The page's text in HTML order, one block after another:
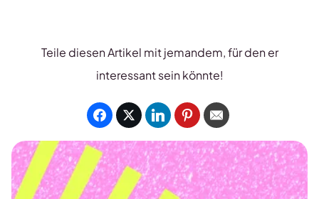
Teile diesen Artikel mit jemandem, für den er
interessant sein könnte!